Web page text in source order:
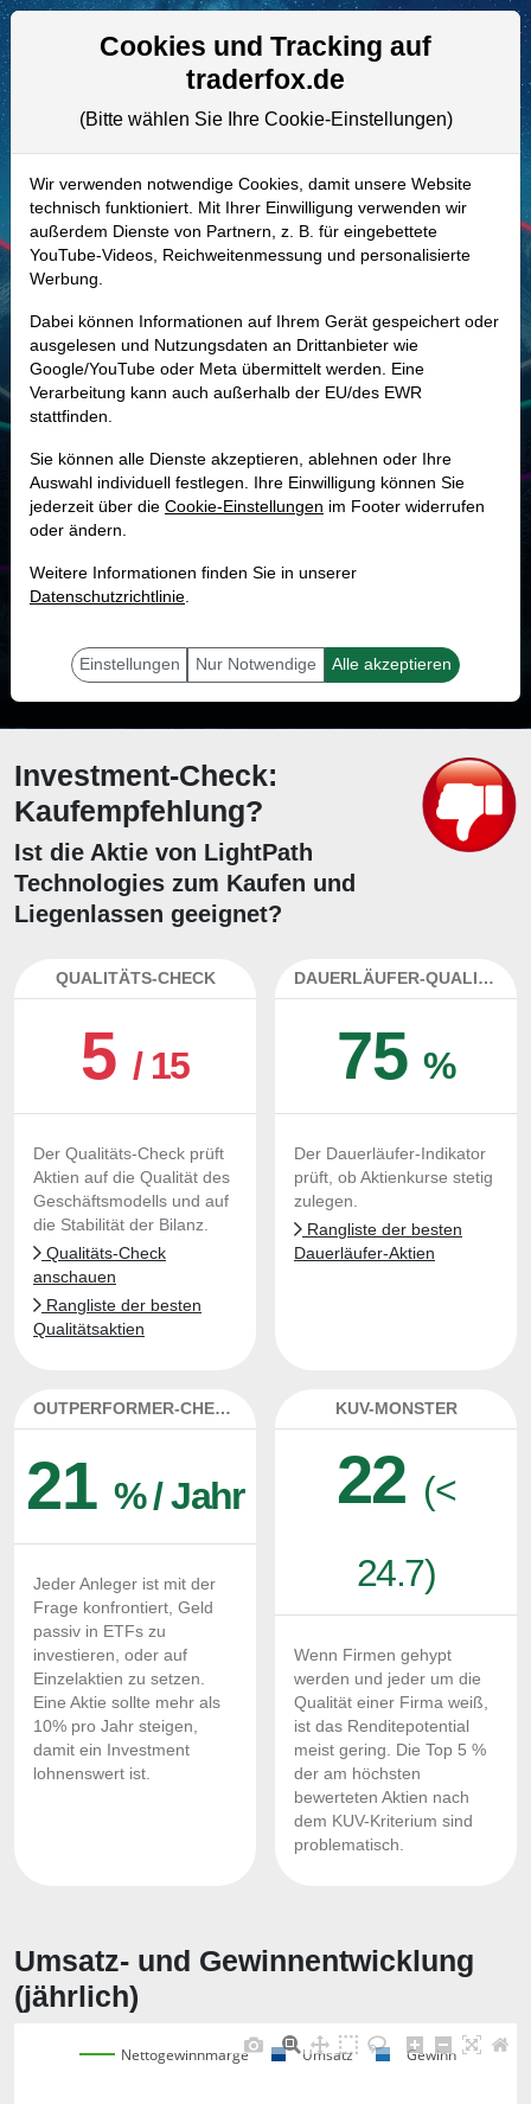
Aktien- und Artikelsuche
776051 | LPZB–LightPath
Technologies Aktie
Realtime-Aktienkurs:
- - -
-
Marktkapitalisierung 828,19 Mio. USD
Unternehmenswert
Umsatz 37,20 Mio. USD
82.7 %
mit dieser Aktie erfolgreich sein.
Investment-Check:
Kaufempfehlung?
Ist die Aktie von LightPath
Technologies zum Kaufen und
Liegenlassen geeignet?
QUALITÄTS-CHECK
5/ 15
Der Qualitäts-Check prüft
Aktien auf die Qualität des
Geschäftsmodells und auf
die Stabilität der Bilanz.
Qualitäts-Check
anschauen
Rangliste der besten
Qualitätsaktien
DAUERLÄUFER-QUALITÄTEN
75%
Der Dauerläufer-Indikator
prüft, ob Aktienkurse stetig
zulegen.
Rangliste der besten
Dauerläufer-Aktien
OUTPERFORMER-CHECK
21 % / Jahr
Jeder Anleger ist mit der
Frage konfrontiert, Geld
passiv in ETFs zu
investieren, oder auf
Einzelaktien zu setzen.
Eine Aktie sollte mehr als
10% pro Jahr steigen,
damit ein Investment
lohnenswert ist.
KUV-MONSTER
22 (<
24.7)
Wenn Firmen gehypt
werden und jeder um die
Qualität einer Firma weiß,
ist das Renditepotential
meist gering. Die Top 5 %
der am höchsten
bewerteten Aktien nach
dem KUV-Kriterium sind
problematisch.
Umsatz- und Gewinnentwicklung
(jährlich)
Nettogewinnmarge Umsatz Gewinn
Cookies und Tracking auf
traderfox.de
(Bitte wählen Sie Ihre Cookie-Einstellungen)
Wir verwenden notwendige Cookies, damit unsere Website
technisch funktioniert. Mit Ihrer Einwilligung verwenden wir
außerdem Dienste von Partnern, z. B. für eingebettete
YouTube-Videos, Reichweitenmessung und personalisierte
Werbung.
Dabei können Informationen auf Ihrem Gerät gespeichert oder
ausgelesen und Nutzungsdaten an Drittanbieter wie
Google/YouTube oder Meta übermittelt werden. Eine
Verarbeitung kann auch außerhalb der EU/des EWR
stattfinden.
Sie können alle Dienste akzeptieren, ablehnen oder Ihre
Auswahl individuell festlegen. Ihre Einwilligung können Sie
jederzeit über die Cookie-Einstellungen im Footer widerrufen
oder ändern.
Weitere Informationen finden Sie in unserer
Datenschutzrichtlinie.
Einstellungen Nur Notwendige Alle akzeptieren